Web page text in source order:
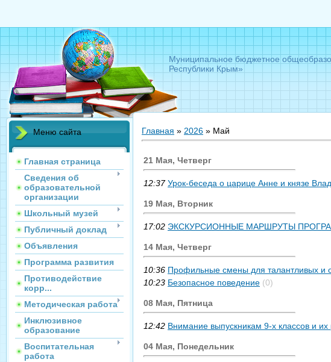
Муниципальное бюджетное
Республики Крым»
Меню сайта
Главная страница
Сведения об
образовательной
организации
Школьный музей
Публичный доклад
Объявления
Программа развития
Противодействие
корр...
Методическая работа
Инклюзивное
образование
Воспитательная
работа
Главная » 2026 » Май
21 Мая, Четверг
12:37 Урок-беседа о царице Анне и князе
19 Мая, Вторник
17:02 ЭКСКУРСИОННЫЕ МАРШРУТЫ
14 Мая, Четверг
10:36 Профильные смены для талантливых и
10:23 Безопасное поведение (0)
08 Мая, Пятница
12:42 Внимание выпускникам 9-х классов и их
04 Мая, Понедельник